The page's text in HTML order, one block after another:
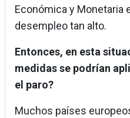
Económica y Monetaria
desempleo tan alto.
Entonces, en esta
medidas se podrían
el paro?
Muchos países